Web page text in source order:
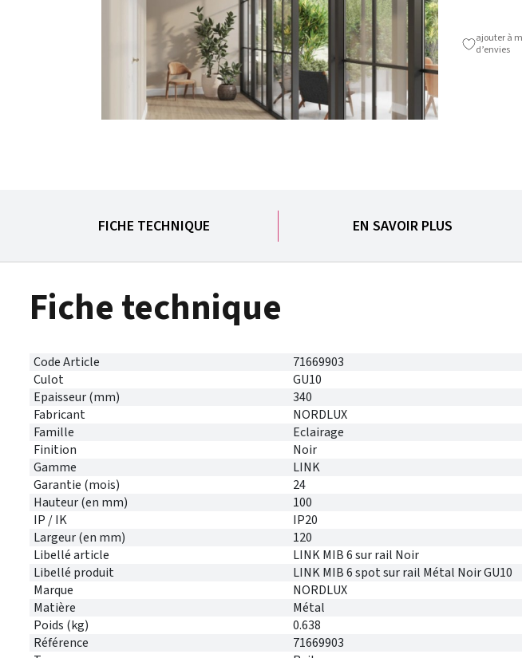
ajouter à
d’envies
FICHE TECHNIQUE EN SAVOIR PLUS
Fiche technique
Code Article
71669903
Culot
GU10
Epaisseur (mm)
340
Fabricant
NORDLUX
Famille
Eclairage
Finition
Noir
Gamme
LINK
Garantie (mois)
24
Hauteur (en mm)
100
IP / IK
IP20
Largeur (en mm)
120
Libellé article
LINK MIB 6 sur rail Noir
Libellé produit
LINK MIB 6 spot sur rail Métal Noir GU10
Marque
NORDLUX
Matière
Métal
Poids (kg)
0.638
Référence
71669903